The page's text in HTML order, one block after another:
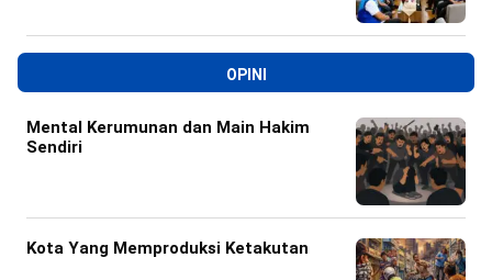
OPINI
Mental Kerumunan dan Main Hakim
Sendiri
Kota Yang Memproduksi Ketakutan